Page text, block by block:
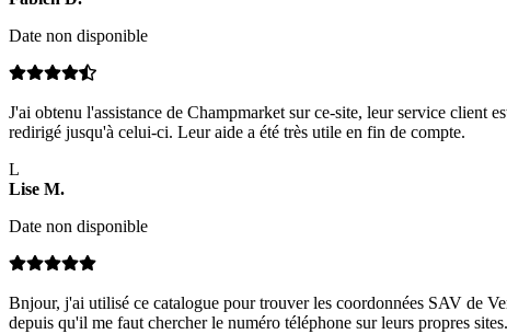
Date non disponible
J'ai obtenu l'assistance de Champmarket sur ce-site, leur service
redirigé jusqu'à celui-ci. Leur aide a été très utile en fin de compte.
L
Lise M.
Date non disponible
Bnjour, j'ai utilisé ce catalogue pour trouver les coordonnées SAV de
depuis qu'il me faut chercher le numéro téléphone sur leurs propres sites.